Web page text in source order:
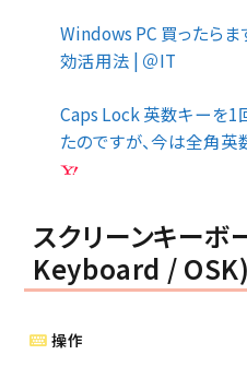
Windows PC 買ったら
効活用法 | ＠IT
Caps Lock 英数キーを1
たのですが、今は全角
スクリーンキー
Keyboard / OSK)
操作